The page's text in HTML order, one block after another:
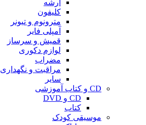
آرشه
کلیفون
مترونوم و تیونر
آمپلی فایر
قمیش و سرساز
لوازم دکوری
مضراب
مراقبت و نگهداری
سایر
CD و کتاب آموزشی
CD و DVD
کتاب
موسیقی کودک